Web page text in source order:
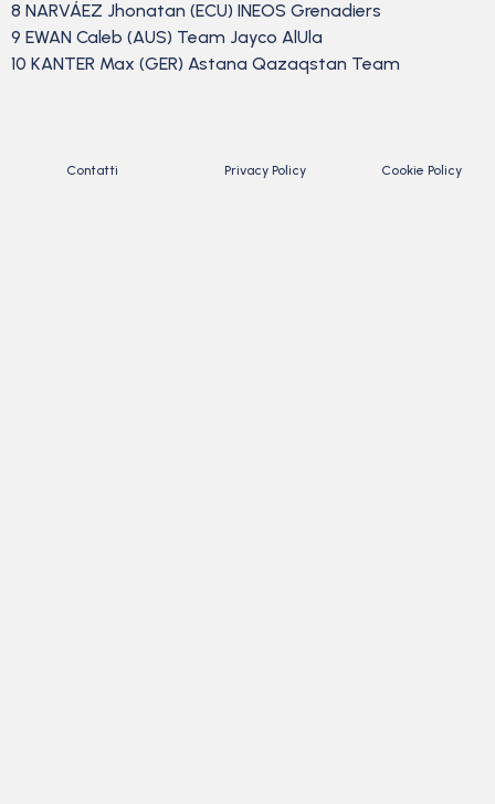
8 NARVÁEZ Jhonatan (ECU) INEOS Grenadiers
9 EWAN Caleb (AUS) Team Jayco AlUla
10 KANTER Max (GER) Astana Qazaqstan Team
Contatti Privacy Policy Cookie Policy